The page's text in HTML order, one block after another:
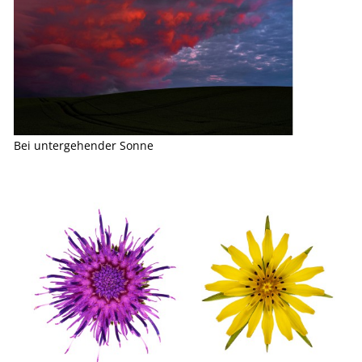
Bei untergehender Sonne